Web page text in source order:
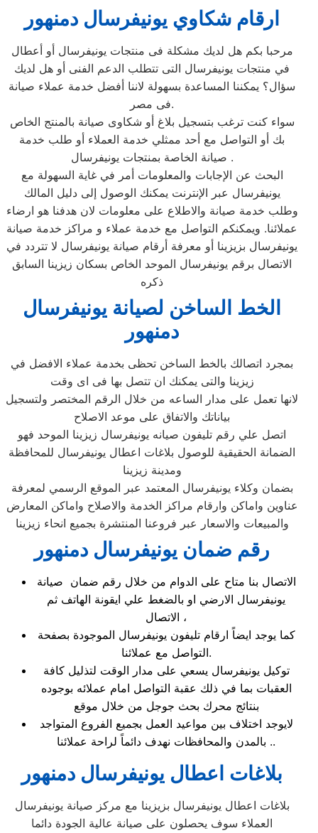
ارقام شكاوي يونيفرسال دمنهور
مرحبا بكم هل لديك مشكلة فى منتجات يونيفرسال أو أعطال
في منتجات يونيفرسال التى تتطلب الدعم الفنى أو هل لديك
سؤال؟ يمكننا المساعدة بسهولة لاننا أفضل خدمة عملاء صيانة
فى مصر.
سواء كنت ترغب بتسجيل بلاغ أو شكاوى صيانة بالمنتج الخاص
بك أو التواصل مع أحد ممثلي خدمة العملاء أو طلب خدمة
صيانة الخاصة بمنتجات يونيفرسال .
البحث عن الإجابات والمعلومات أمر في غاية السهولة مع
يونيفرسال عبر الإنترنت يمكنك الوصول إلى دليل المالك
وطلب خدمة صيانة والاطلاع على معلومات لان هدفنا هو ارضاء
عملائنا. ويمكنكم التواصل مع خدمة عملاء و مراكز خدمة صيانة
يونيفرسال بزيزينا أو معرفة أرقام صيانة يونيفرسال لا تتردد في
الاتصال برقم يونيفرسال الموحد الخاص بسكان زيزينا السابق
ذكره
الخط الساخن لصيانة يونيفرسال
دمنهور
بمجرد اتصالك بالخط الساخن تحظى بخدمة عملاء الافضل في
زيزينا والتى يمكنك ان تتصل بها فى اى وقت
لانها تعمل على مدار الساعه من خلال الرقم المختصر ولتسجيل
بياناتك والاتفاق على موعد الاصلاح
اتصل علي رقم تليفون صيانه يونيفرسال زيزينا الموحد فهو
الضمانة الحقيقية للوصول بلاغات اعطال يونيفرسال للمحافظة
ومدينة زيزينا
بضمان وكلاء يونيفرسال المعتمد عبر الموقع الرسمي لمعرفة
عناوين واماكن وارقام مراكز الخدمة والاصلاح واماكن المعارض
والمبيعات والاسعار عبر فروعنا المنتشرة بجميع انحاء زيزينا
رقم ضمان يونيفرسال دمنهور
الاتصال بنا متاح على الدوام من خلال رقم ضمان صيانة
يونيفرسال الارضي او بالضغط علي ايقونة الهاتف ثم
الاتصال ،
كما يوجد ايضاً ارقام تليفون يونيفرسال الموجودة بصفحة
التواصل مع عملائنا.
توكيل يونيفرسال يسعي على مدار الوقت لتذليل كافة
العقبات بما في ذلك عقبة التواصل امام عملائه بوجوده
بنتائج محرك بحث جوجل من خلال موقع
لايوجد اختلاف بين مواعيد العمل بجميع الفروع المتواجد
بالمدن والمحافظات نهدف دائماً لراحة عملائنا ..
بلاغات اعطال يونيفرسال دمنهور
بلاغات اعطال يونيفرسال بزيزينا مع مركز صيانة يونيفرسال
العملاء سوف يحصلون على صيانة عالية الجودة دائما